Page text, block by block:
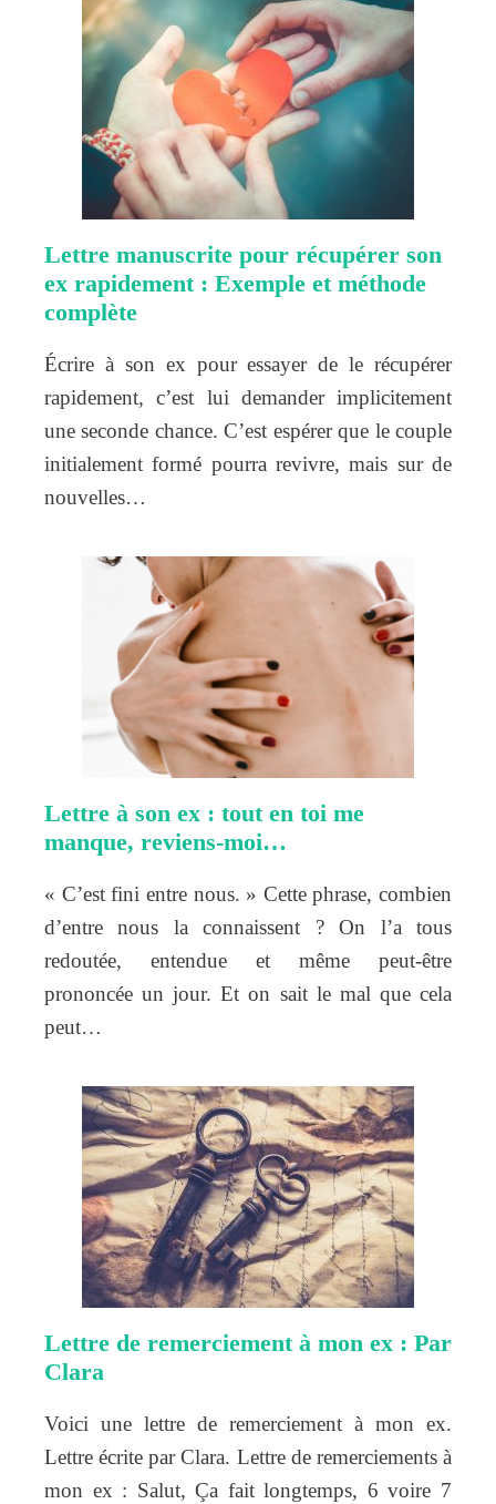
Lettre manuscrite pour récupérer son
ex rapidement : Exemple et méthode
complète
Écrire à son ex pour essayer de le récupérer
rapidement, c’est lui demander implicitement
une seconde chance. C’est espérer que le couple
initialement formé pourra revivre, mais sur de
nouvelles…
Lettre à son ex : tout en toi me
manque, reviens-moi…
« C’est fini entre nous. » Cette phrase, combien
d’entre nous la connaissent ? On l’a tous
redoutée, entendue et même peut-être
prononcée un jour. Et on sait le mal que cela
peut…
Lettre de remerciement à mon ex : Par
Clara
Voici une lettre de remerciement à mon ex.
Lettre écrite par Clara. Lettre de remerciements à
mon ex : Salut, Ça fait longtemps, 6 voire 7